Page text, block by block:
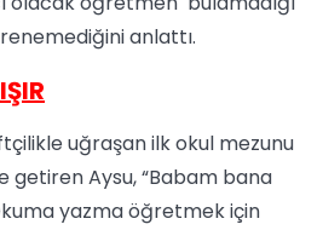
anlattı.
uğraşan ilk okul mezunu
getiren Aysu, “Babam bana
yazma öğretmek için